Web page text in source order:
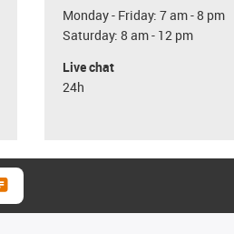
Monday - Friday: 7 am - 8 pm
Saturday: 8 am - 12 pm
Live chat
24h